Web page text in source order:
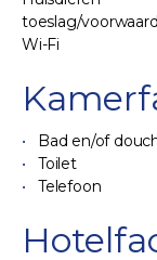
toeslag/
Wi-Fi
Bad en/of
Toilet
Telefoon